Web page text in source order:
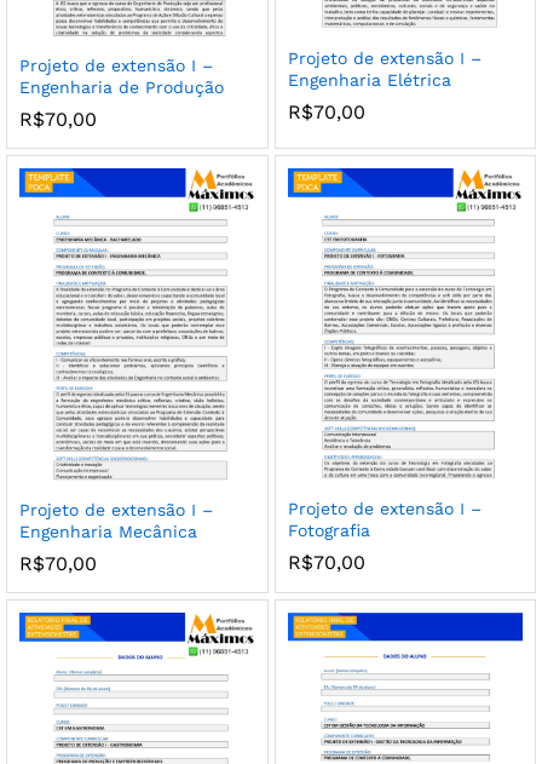
Projeto de extensão I –
Engenharia de Produção
R$70,00
Projeto de extensão I –
Engenharia Elétrica
R$70,00
Projeto de extensão I –
Engenharia Mecânica
R$70,00
Projeto de extensão I –
Fotografia
R$70,00